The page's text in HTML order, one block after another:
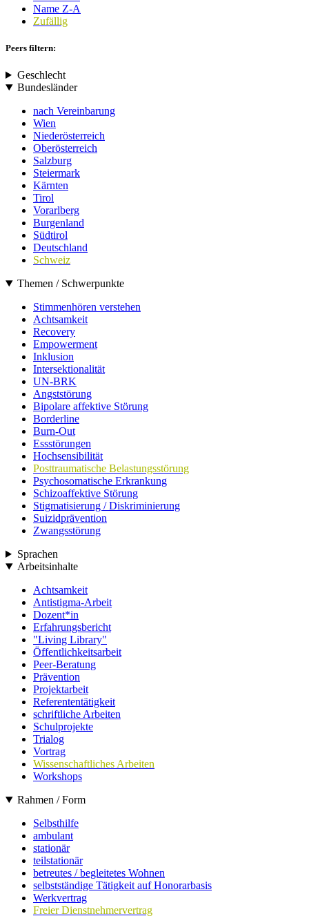
Name Z-A
Zufällig
Peers filtern:
Geschlecht
Bundesländer
nach Vereinbarung
Wien
Niederösterreich
Oberösterreich
Salzburg
Steiermark
Kärnten
Tirol
Vorarlberg
Burgenland
Südtirol
Deutschland
Schweiz
Themen / Schwerpunkte
Stimmenhören verstehen
Achtsamkeit
Recovery
Empowerment
Inklusion
Intersektionalität
UN-BRK
Angststörung
Bipolare affektive Störung
Borderline
Burn-Out
Essstörungen
Hochsensibilität
Posttraumatische Belastungsstörung
Psychosomatische Erkrankung
Schizoaffektive Störung
Stigmatisierung / Diskriminierung
Suizidprävention
Zwangsstörung
Sprachen
Arbeitsinhalte
Achtsamkeit
Antistigma-Arbeit
Dozent*in
Erfahrungsbericht
"Living Library"
Öffentlichkeitsarbeit
Peer-Beratung
Prävention
Projektarbeit
Referententätigkeit
schriftliche Arbeiten
Schulprojekte
Trialog
Vortrag
Wissenschaftliches Arbeiten
Workshops
Rahmen / Form
Selbsthilfe
ambulant
stationär
teilstationär
betreutes / begleitetes Wohnen
selbstständige Tätigkeit auf Honorarbasis
Werkvertrag
Freier Dienstnehmervertrag